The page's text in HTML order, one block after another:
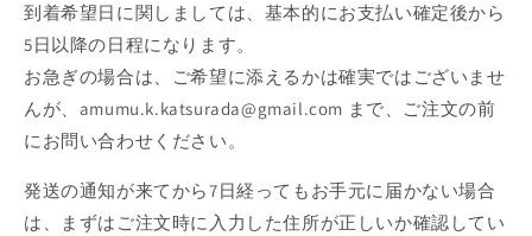
到着希望日に関しましては、基本的にお支払い確定後から
5日以降の日程になります。
お急ぎの場合は、ご希望に添えるかは確実ではございませ
んが、amumu.k.katsurada@gmail.com まで、ご注文の前
にお問い合わせください。
発送の通知が来てから7日経ってもお手元に届かない場合
は、まずはご注文時に入力した住所が正しいか確認してい